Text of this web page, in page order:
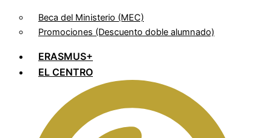
Beca del Ministerio (MEC)
Promociones (Descuento doble alumnado)
ERASMUS+
EL CENTRO